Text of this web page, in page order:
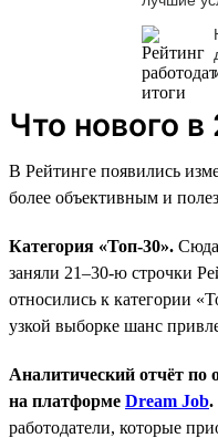
Что нового
В Рейтинге появились
более объективным и
Категория «Топ-30».
заняли 21–30-ю строчки
относились к категории
узкой выборке шанс
Аналитический отчёт
на платформе Dream Job.
работодатели, которые